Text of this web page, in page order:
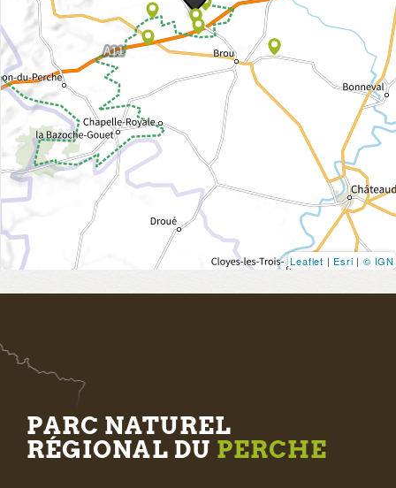
Leaflet | Esri | © IGN
PARC NATUREL
RÉGIONAL DU PERCHE